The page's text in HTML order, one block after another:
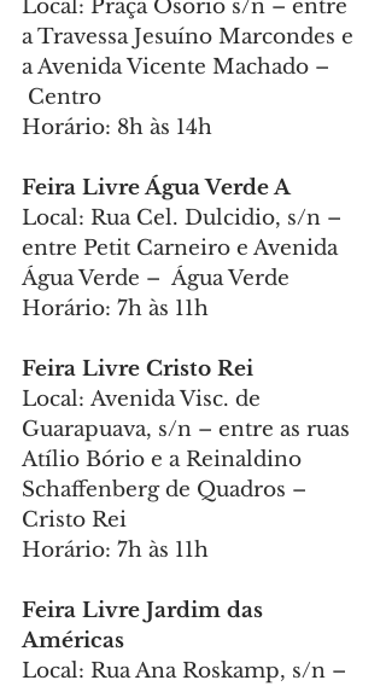
Local: Praça Osório s/n – entre
a Travessa Jesuíno Marcondes e
a Avenida Vicente Machado –
Centro
Horário: 8h às 14h
Feira Livre Água Verde A
Local: Rua Cel. Dulcidio, s/n –
entre Petit Carneiro e Avenida
Água Verde –  Água Verde
Horário: 7h às 11h
Feira Livre Cristo Rei
Local: Avenida Visc. de
Guarapuava, s/n – entre as ruas
Atílio Bório e a Reinaldino
Schaffenberg de Quadros –
Cristo Rei
Horário: 7h às 11h
Feira Livre Jardim das
Américas
Local: Rua Ana Roskamp, s/n –